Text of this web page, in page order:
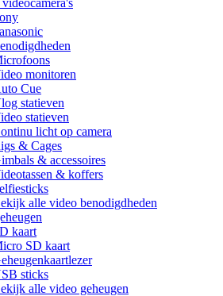
monitoren
Cue
statieven
statieven
licht op camera
& Cages
& accessoires
& koffers
alle video benodigdheden
kaart
SD kaart
sticks
alle video geheugen